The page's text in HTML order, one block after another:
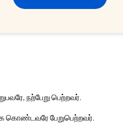
நற்பேறு பெற்றவர்.
கொண்டவரே பேறுபெற்றவர்.